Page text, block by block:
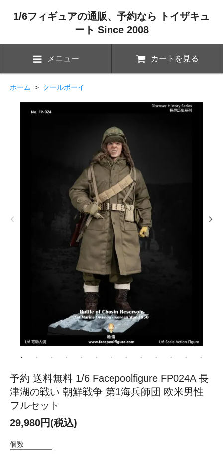
1/6フィギュアの通販、予約なら トイザキュ
ート Since 2008
メニュー カートを見る
ホーム > クールボーイ
予約 送料無料 1/6 Facepoolfigure FP024A 長
津湖の戦い 朝鮮戦争 第1海兵師団 欧米男性
フルセット
29,980円(税込)
個数